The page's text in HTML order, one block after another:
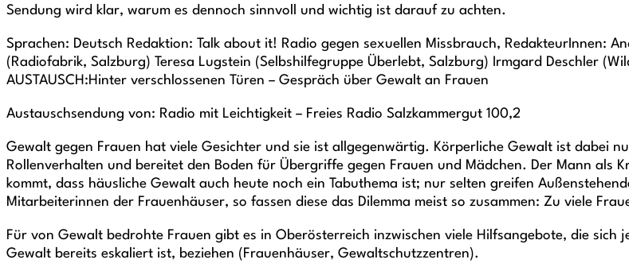
Sendung wird klar, warum es dennoch sinnvoll und wichtig ist darauf zu achten.
Sprachen: Deutsch Redaktion: Talk about it! Radio gegen sexuellen Missbrauch, RedakteurInnen:
(Radiofabrik, Salzburg) Teresa Lugstein (Selbshilfegruppe Überlebt, Salzburg) Irmgard Deschler
AUSTAUSCH:Hinter verschlossenen Türen – Gespräch über Gewalt an Frauen
Austauschsendung von: Radio mit Leichtigkeit – Freies Radio Salzkammergut 100,2
Gewalt gegen Frauen hat viele Gesichter und sie ist allgegenwärtig. Körperliche Gewalt ist dabei
Rollenverhalten und bereitet den Boden für Übergriffe gegen Frauen und Mädchen. Der Mann als
kommt, dass häusliche Gewalt auch heute noch ein Tabuthema ist; nur selten greifen
Mitarbeiterinnen der Frauenhäuser, so fassen diese das Dilemma meist so zusammen: Zu viele
Für von Gewalt bedrohte Frauen gibt es in Oberösterreich inzwischen viele Hilfsangebote, die
Gewalt bereits eskaliert ist, beziehen (Frauenhäuser, Gewaltschutzzentren).